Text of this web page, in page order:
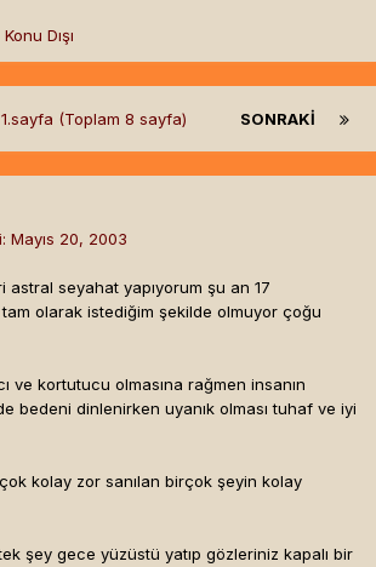
Konu Dışı
SONRAKI
1.sayfa (Toplam 8 sayfa)
Mayıs 20, 2003
astral seyahat yapıyorum şu an 17
tam olarak istediğim şekilde olmuyor çoğu
ve kortutucu olmasına rağmen insanın
bedeni dinlenirken uyanık olması tuhaf ve iyi
kolay zor sanılan birçok şeyin kolay
şey gece yüzüstü yatıp gözleriniz kapalı bir